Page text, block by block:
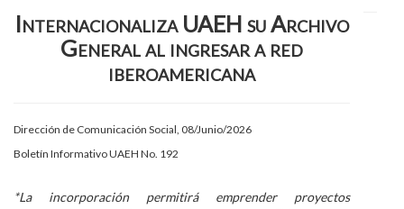
Patronato
Acreditación Internacional
Internacionaliza UAEH su Archivo
General al ingresar a red
iberoamericana
Dirección de Comunicación Social, 08/Junio/2026
Boletín Informativo UAEH No. 192
*La incorporación permitirá emprender proyectos